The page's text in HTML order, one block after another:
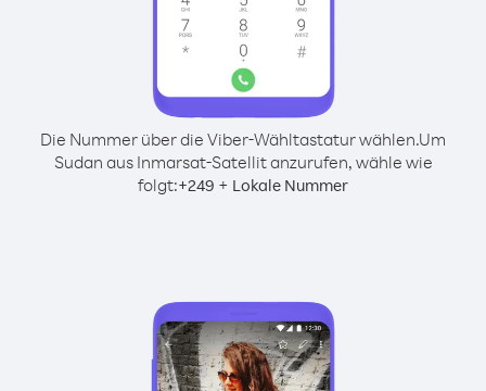
Die Nummer über die Viber-Wähltastatur wählen.Um
Sudan aus Inmarsat-Satellit anzurufen, wähle wie
folgt:+249 + Lokale Nummer